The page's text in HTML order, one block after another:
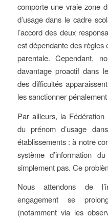
comporte une vraie zone
d’usage dans le cadre
l’accord des deux
est dépendante des règles
parentale. Cependant,
davantage proactif dans
des difficultés
les sanctionner
Par ailleurs, la Fédération
du prénom d’usage
établissements : à notre
système d’information
simplement pas. Ce
Nous attendons de
engagement se
(notamment via les